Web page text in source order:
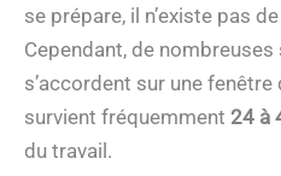
se prépare, il n’existe pas
Cependant, de
s’accordent sur une
survient fréquemment 24 à
du travail.